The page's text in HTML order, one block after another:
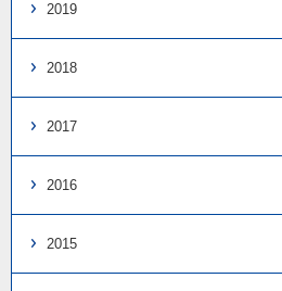
2019
2018
2017
2016
2015